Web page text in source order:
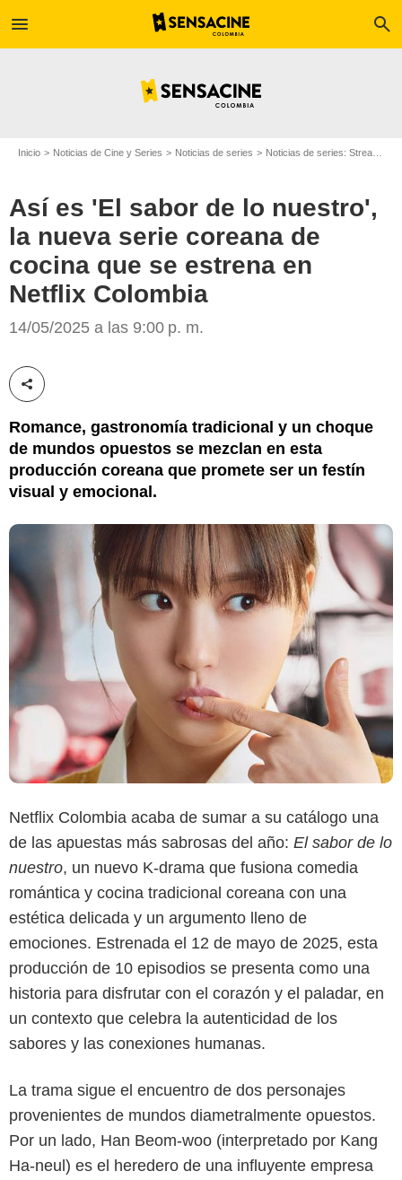
menu search
Inicio Noticias de Cine y Series Noticias de series Noticias de series: Streaming
Así es 'El sabor de lo nuestro',
la nueva serie coreana de
cocina que se estrena en
Netflix Colombia
14/05/2025 a las 9:00 p. m.
Compartir esta noticia
Romance, gastronomía tradicional y un choque
de mundos opuestos se mezclan en esta
producción coreana que promete ser un festín
visual y emocional.
Netflix
Netflix Colombia acaba de sumar a su catálogo una
de las apuestas más sabrosas del año: El sabor de lo
nuestro, un nuevo K-drama que fusiona comedia
romántica y cocina tradicional coreana con una
estética delicada y un argumento lleno de
emociones. Estrenada el 12 de mayo de 2025, esta
producción de 10 episodios se presenta como una
historia para disfrutar con el corazón y el paladar, en
un contexto que celebra la autenticidad de los
sabores y las conexiones humanas.
La trama sigue el encuentro de dos personajes
provenientes de mundos diametralmente opuestos.
Por un lado, Han Beom-woo (interpretado por Kang
Ha-neul) es el heredero de una influyente empresa